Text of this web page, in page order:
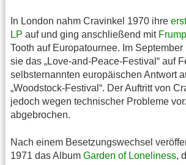
In London nahm Cravinkel 1970 ihre
LP auf und ging anschließend mit
Tooth auf Europatournee. Im September
sie das „Love-and-Peace-Festival“ auf
selbsternannten europäischen Antwort
„Woodstock-Festival“. Der Auftritt von
jedoch wegen technischer Probleme
abgebrochen.
Nach einem Besetzungswechsel
1971 das Album Garden of Loneliness,